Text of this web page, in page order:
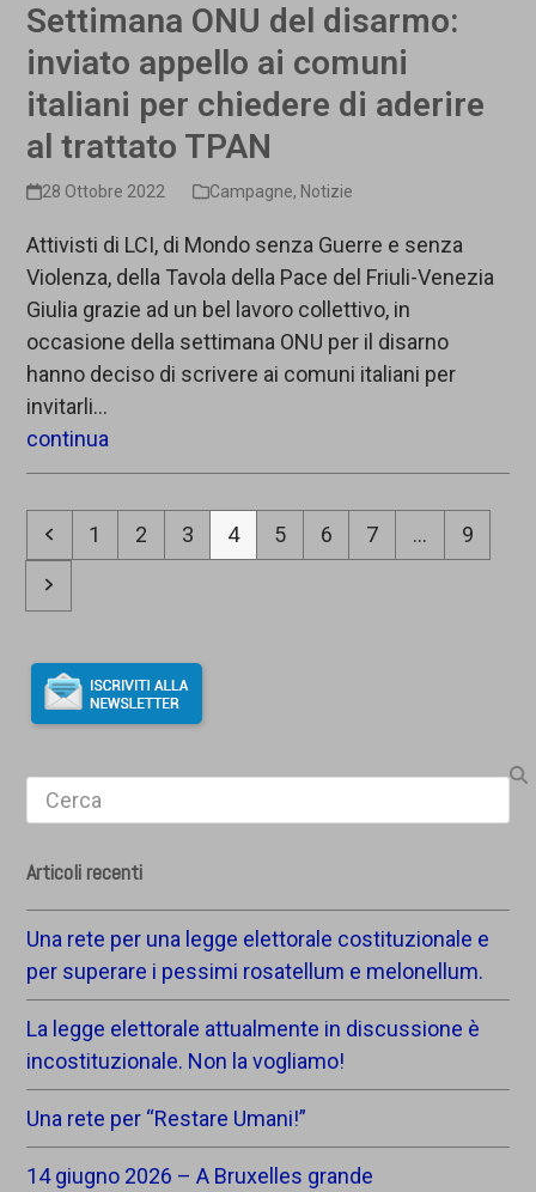
Settimana ONU del disarmo:
inviato appello ai comuni
italiani per chiedere di aderire
al trattato TPAN
28 Ottobre 2022 Campagne, Notizie
Attivisti di LCI, di Mondo senza Guerre e senza
Violenza, della Tavola della Pace del Friuli-Venezia
Giulia grazie ad un bel lavoro collettivo, in
occasione della settimana ONU per il disarno
hanno deciso di scrivere ai comuni italiani per
invitarli…
continua
Precedente
Pagina
1 Pagina
2 Pagina
3 Pagina
4 Pagina
5 Pagina
6 Pagina
7 … Pagina
9
Successivo
Search
Articoli recenti
Una rete per una legge elettorale costituzionale e
per superare i pessimi rosatellum e melonellum.
La legge elettorale attualmente in discussione è
incostituzionale. Non la vogliamo!
Una rete per “Restare Umani!”
14 giugno 2026 – A Bruxelles grande